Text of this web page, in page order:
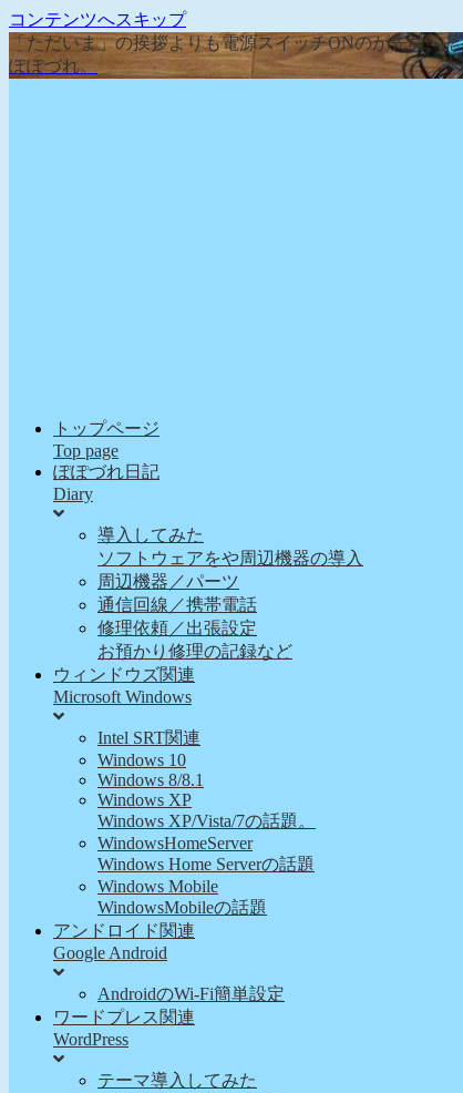
コンテンツへスキップ
「ただいま」の挨拶よりも電源スイッチONのが先な、
ぽぽづれ。
トップページ
Top page
ぽぽづれ日記
Diary
導入してみた
ソフトウェアをや周辺機器の導入
周辺機器／パーツ
通信回線／携帯電話
修理依頼／出張設定
お預かり修理の記録など
ウィンドウズ関連
Microsoft Windows
Intel SRT関連
Windows 10
Windows 8/8.1
Windows XP
Windows XP/Vista/7の話題。
WindowsHomeServer
Windows Home Serverの話題
Windows Mobile
WindowsMobileの話題
アンドロイド関連
Google Android
AndroidのWi-Fi簡単設定
ワードプレス関連
WordPress
テーマ導入してみた